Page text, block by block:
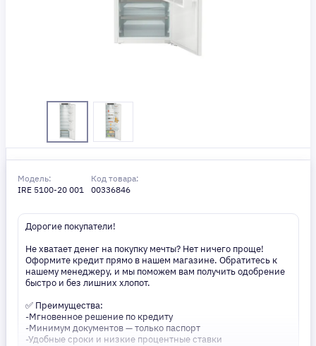
Модель:
IRE 5100-20 001
Код товара:
00336846
Дорогие покупатели!
Не хватает денег на покупку мечты? Нет ничего проще!
Оформите кредит прямо в нашем магазине. Обратитесь к
нашему менеджеру, и мы поможем вам получить одобрение
быстро и без лишних хлопот.
✅ Преимущества:
-Мгновенное решение по кредиту
-Минимум документов — только паспорт
-Удобные сроки и низкие процентные ставки